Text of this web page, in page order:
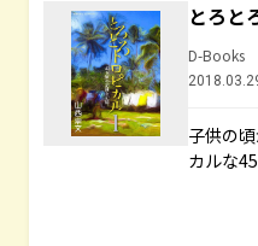
とろと
D-Books
子供の
カルな